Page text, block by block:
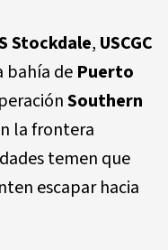
Stockdale, USCGC
bahía de Puerto
Southern
la frontera
temen que
escapar hacia